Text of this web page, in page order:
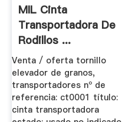
MIL Cinta
Transportadora De
Rodillos ...
Venta / oferta tornillo
elevador de granos,
transportadores nº de
referencia: ct0001 título:
cinta transportadora